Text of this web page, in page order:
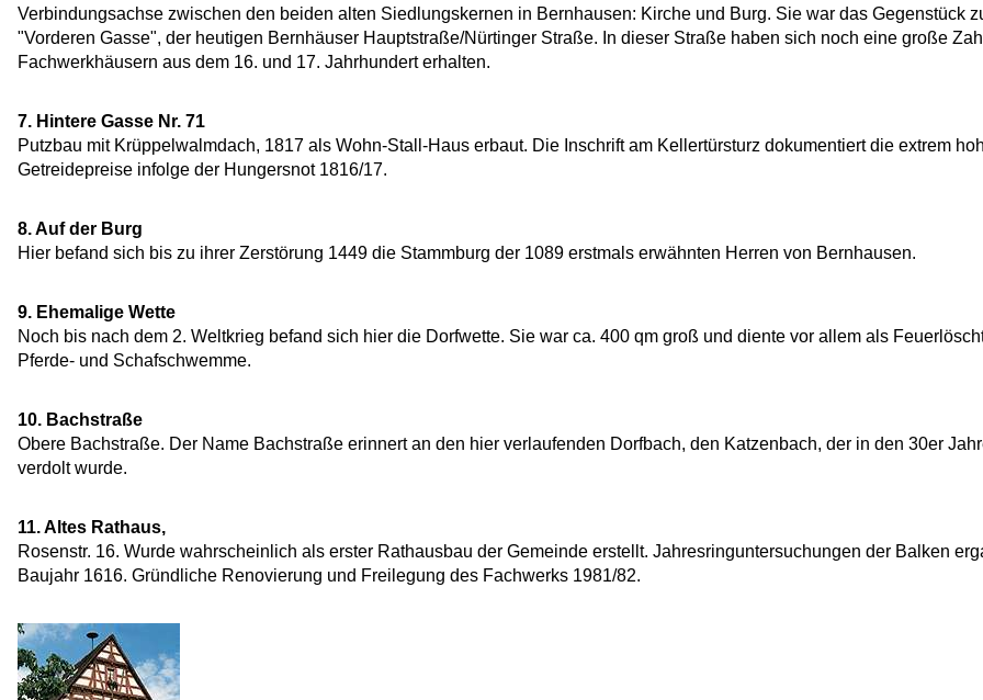
Verbindungsachse zwischen den beiden alten Siedlungskernen in Bernhausen: Kirche und Burg. Sie war das Gegenstück
"Vorderen Gasse", der heutigen Bernhäuser Hauptstraße/Nürtinger Straße. In dieser Straße haben sich noch eine große
Fachwerkhäusern aus dem 16. und 17. Jahrhundert erhalten.
7. Hintere Gasse Nr. 71
Putzbau mit Krüppelwalmdach, 1817 als Wohn-Stall-Haus erbaut. Die Inschrift am Kellertürsturz dokumentiert die extrem
Getreidepreise infolge der Hungersnot 1816/17.
8. Auf der Burg
Hier befand sich bis zu ihrer Zerstörung 1449 die Stammburg der 1089 erstmals erwähnten Herren von Bernhausen.
9. Ehemalige Wette
Noch bis nach dem 2. Weltkrieg befand sich hier die Dorfwette. Sie war ca. 400 qm groß und diente vor allem als
Pferde- und Schafschwemme.
10. Bachstraße
Obere Bachstraße. Der Name Bachstraße erinnert an den hier verlaufenden Dorfbach, den Katzenbach, der in den 30er
verdolt wurde.
11. Altes Rathaus,
Rosenstr. 16. Wurde wahrscheinlich als erster Rathausbau der Gemeinde erstellt. Jahresringuntersuchungen der Balken
Baujahr 1616. Gründliche Renovierung und Freilegung des Fachwerks 1981/82.